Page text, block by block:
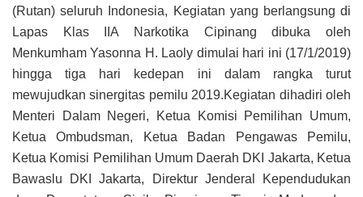
(Rutan) seluruh Indonesia, Kegiatan yang berlangsung di
Lapas Klas IIA Narkotika Cipinang dibuka oleh
Menkumham Yasonna H. Laoly dimulai hari ini (17/1/2019)
hingga tiga hari kedepan ini dalam rangka turut
mewujudkan sinergitas pemilu 2019.Kegiatan dihadiri oleh
Menteri Dalam Negeri, Ketua Komisi Pemilihan Umum,
Ketua Ombudsman, Ketua Badan Pengawas Pemilu,
Ketua Komisi Pemilihan Umum Daerah DKI Jakarta, Ketua
Bawaslu DKI Jakarta, Direktur Jenderal Kependudukan